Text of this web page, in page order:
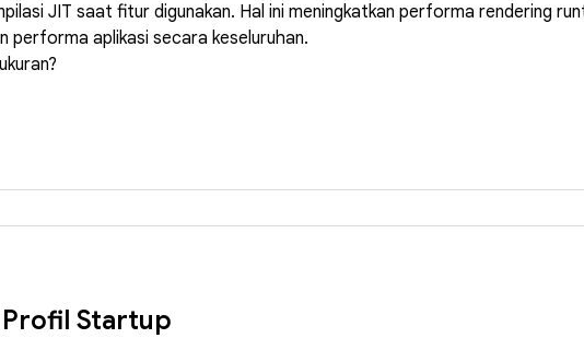
JIT saat fitur digunakan. Hal ini meningkatkan performa rendering
performa aplikasi secara keseluruhan.
Profil Startup